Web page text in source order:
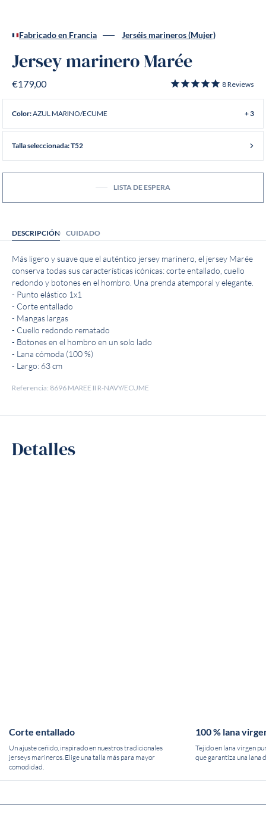
Fabricado en Francia Jerséis marineros (Mujer)
Jersey marinero Marée
€179,00 8Reviews
Color:AZUL MARINO/ECUME + 3
Talla seleccionada: T52
LISTA DE ESPERA
DESCRIPCIÓN CUIDADO
Más ligero y suave que el auténtico jersey marinero, el jersey Marée
conserva todas sus características icónicas: corte entallado, cuello
redondo y botones en el hombro. Una prenda atemporal y elegante.
- Punto elástico 1x1
- Corte entallado
- Mangas largas
- Cuello redondo rematado
- Botones en el hombro en un solo lado
- Lana cómoda (100 %)
- Largo: 63 cm
Referencia: 8696 MAREE II R-NAVY/ECUME
Detalles
Corte entallado
Un ajuste ceñido, inspirado en nuestros tradicionales
jerseys marineros. Elige una talla más para mayor
comodidad.
100 % lana
Tejido en lana virgen
que garantiza una lana